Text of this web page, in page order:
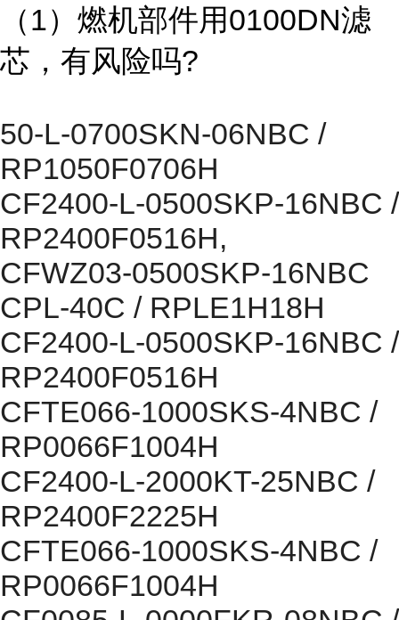
（1）燃机部件用0100DN滤
芯，有风险吗?
50-L-0700SKN-06NBC /
RP1050F0706H
CF2400-L-0500SKP-16NBC /
RP2400F0516H,
CFWZ03-0500SKP-16NBC
CPL-40C / RPLE1H18H
CF2400-L-0500SKP-16NBC /
RP2400F0516H
CFTE066-1000SKS-4NBC /
RP0066F1004H
CF2400-L-2000KT-25NBC /
RP2400F2225H
CFTE066-1000SKS-4NBC /
RP0066F1004H